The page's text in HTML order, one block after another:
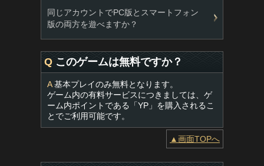
同じアカウントでPC版とスマートフォン
版の両方を遊べますか？
Q このゲームは無料ですか？
A基本プレイのみ無料となります。
ゲーム内の有料サービスにつきましては、ゲ
ーム内ポイントである「YP」を購入されるこ
とでご利用可能です。
▲画面TOPへ